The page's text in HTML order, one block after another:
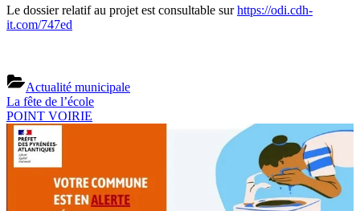
Le dossier relatif au projet est consultable surhttps://odi.cdh-
it.com/747ed
Actualité municipale
Navigation
de
l’article
Previous
Post:
La fête de l’école
Next
Post:
POINT VOIRIE